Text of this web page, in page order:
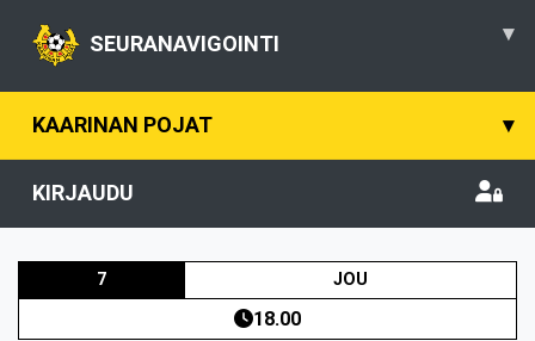
SEURANAVIGOINTI ▾
KAARINAN POJAT ▾
KIRJAUDU
7 JOU
18.00